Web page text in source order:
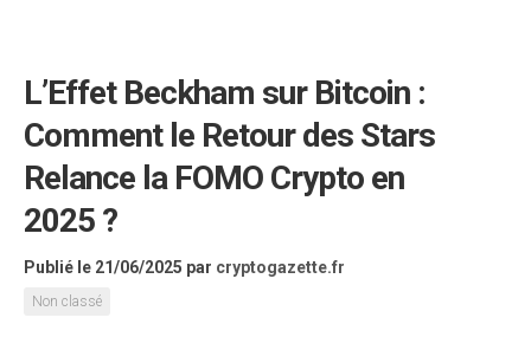
L’Effet Beckham sur Bitcoin :
Comment le Retour des Stars
Relance la FOMO Crypto en
2025 ?
Publié le 21/06/2025 par cryptogazette.fr
Non classé